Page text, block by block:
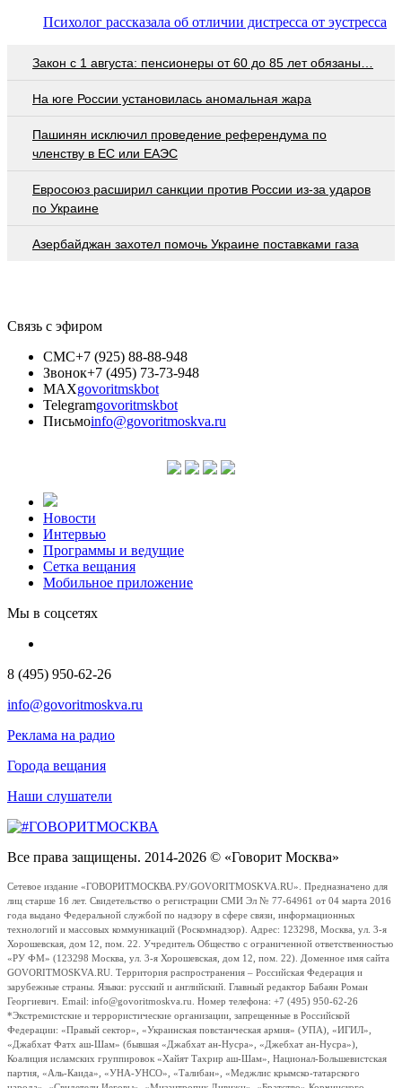
Психолог рассказала об отличии дистресса от эустресса
Закон с 1 августа: пенсионеры от 60 до 85 лет обязаны…
На юге России установилась аномальная жара
Пашинян исключил проведение референдума по
членству в ЕС или ЕАЭС
Евросоюз расширил санкции против России из-за ударов
по Украине
Азербайджан захотел помочь Украине поставками газа
Связь с эфиром
СМС+7 (925) 88-88-948
Звонок+7 (495) 73-73-948
MAXgovoritmskbot
Telegramgovoritmskbot
Письмоinfo@govoritmoskva.ru
Новости
Интервью
Программы и ведущие
Сетка вещания
Мобильное приложение
Мы в соцсетях
8 (495) 950-62-26
info@govoritmoskva.ru
Реклама на радио
Города вещания
Наши слушатели
Все права защищены. 2014-2026 © «Говорит Москва»
Сетевое издание «ГОВОРИТМОСКВА.РУ/GOVORITMOSKVA.RU». Предназначено для
лиц старше 16 лет. Свидетельство о регистрации СМИ Эл № 77-64961 от 04 марта 2016
года выдано Федеральной службой по надзору в сфере связи, информационных
технологий и массовых коммуникаций (Роскомнадзор). Адрес: 123298, Москва, ул. 3-я
Хорошевская, дом 12, пом. 22. Учредитель Общество с ограниченной ответственностью
«РУ ФМ» (123298 Москва, ул. 3-я Хорошевская, дом 12, пом. 22). Доменное имя сайта
GOVORITMOSKVA.RU. Территория распространения – Российская Федерация и
зарубежные страны. Языки: русский и английский. Главный редактор Бабаян Роман
Георгиевич. Email: info@govoritmoskva.ru. Номер телефона: +7 (495) 950-62-26
*Экстремистские и террористические организации, запрещенные в Российской
Федерации: «Правый сектор», «Украинская повстанческая армия» (УПА), «ИГИЛ»,
«Джабхат Фатх аш-Шам» (бывшая «Джабхат ан-Нусра», «Джебхат ан-Нусра»),
Коалиция исламских группировок «Хайят Тахрир аш-Шам», Национал-Большевистская
партия, «Аль-Каида», «УНА-УНСО», «Талибан», «Меджлис крымско-татарского